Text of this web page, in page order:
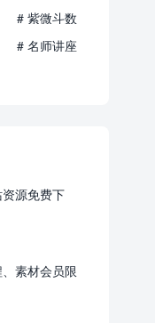
# 紫微斗数
# 名师讲座
源免费下
素材会员限